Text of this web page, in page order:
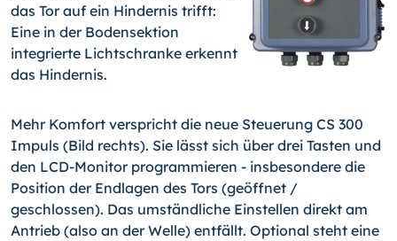
das Tor auf ein Hindernis trifft:
Eine in der Bodensektion
integrierte Lichtschranke erkennt
das Hindernis.
Mehr Komfort verspricht die neue Steuerung CS 300
Impuls (Bild rechts). Sie lässt sich über drei Tasten und
den LCD-Monitor programmieren - insbesondere die
Position der Endlagen des Tors (geöffnet /
geschlossen). Das umständliche Einstellen direkt am
Antrieb (also an der Welle) entfällt. Optional steht eine